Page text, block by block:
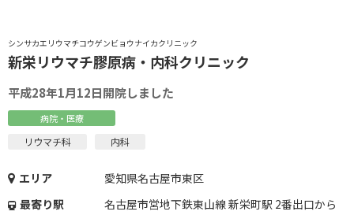
シンサカエリウマチコウゲンビョウナイカクリニック
新栄リウマチ膠原病・内科クリニック
平成28年1月12日開院しました
病院・医療
リウマチ科 内科
エリア
愛知県名古屋市東区
最寄り駅
名古屋市営地下鉄東山線 新栄町駅 2番出口から